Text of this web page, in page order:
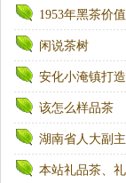
1953年黑茶价
闲说茶树
安化小淹镇打
该怎么样品茶
湖南省人大副
本站礼品茶、